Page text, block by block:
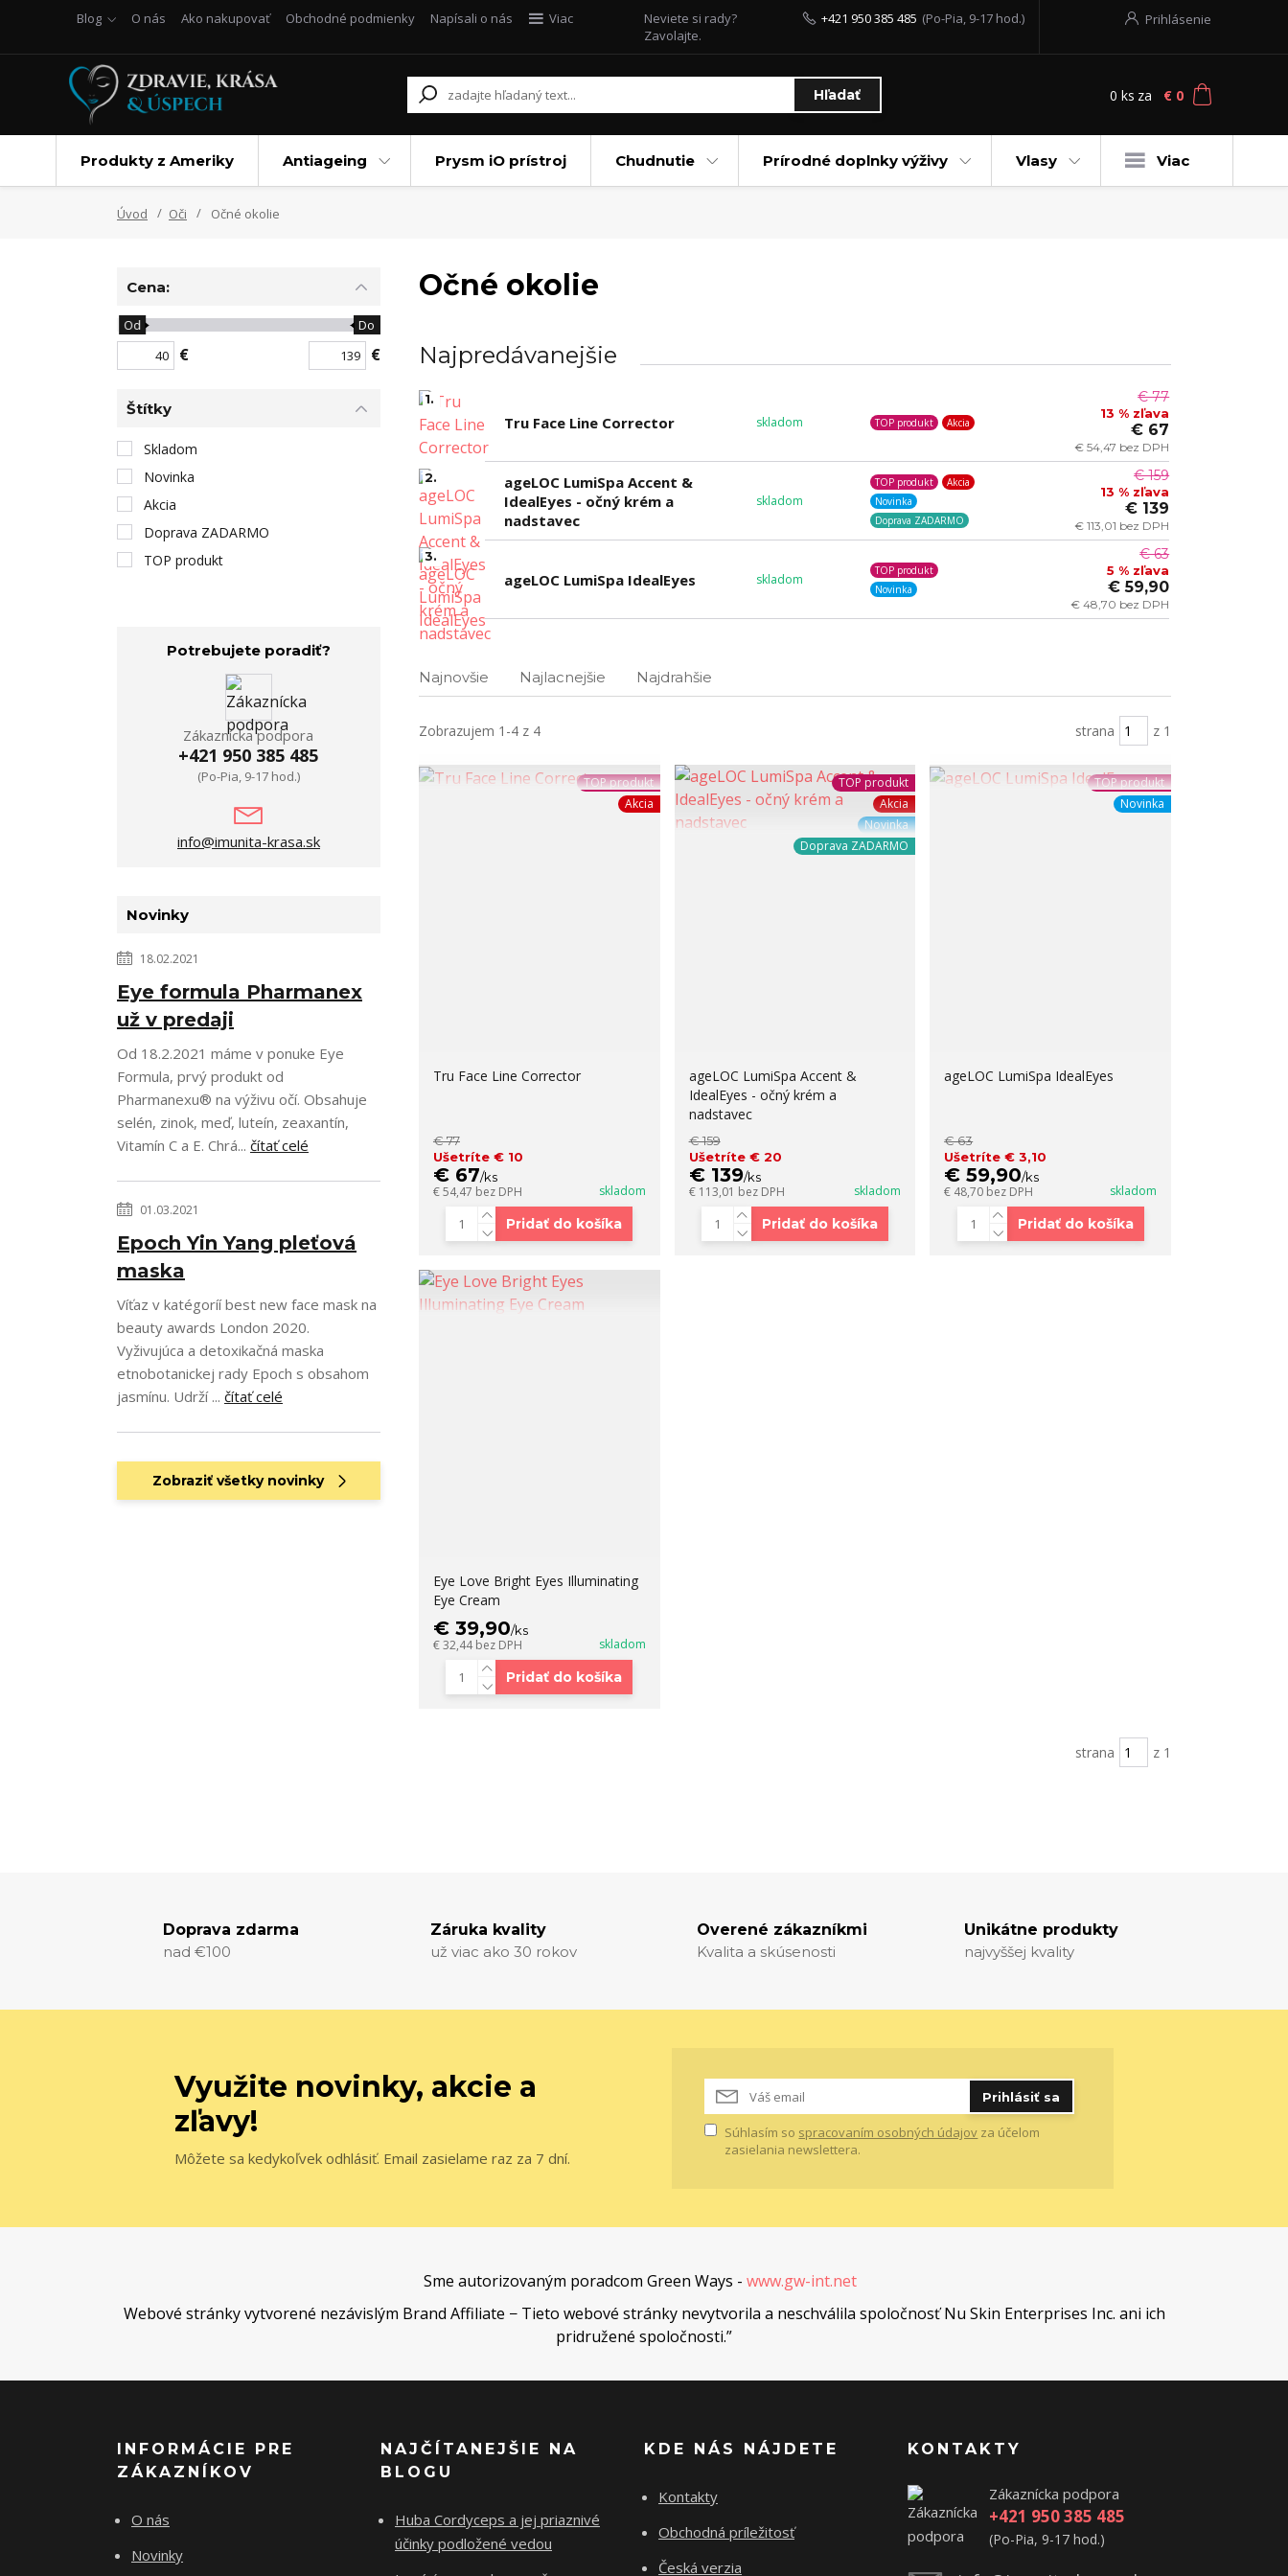
Blog O nás Ako nakupovať Obchodné podmienky Napísali o nás Viac Prihlásenie
Hľadať
Neviete si rady?
Zavolajte.
+421 950 385 485 (Po-Pia, 9-17 hod.)
0 ks za € 0
Produkty z Ameriky Antiageing Prysm iO prístroj Chudnutie Prírodné doplnky výživy Vlasy Viac
Úvod Oči Očné okolie
Očné okolie
Najpredávanejšie
1.
Tru Face Line Corrector skladom TOP produkt Akcia
€ 77
13 % zľava
€ 67
€ 54,47 bez DPH
2.
ageLOC LumiSpa Accent &
IdealEyes - očný krém a
nadstavec
skladom
TOP produkt
Akcia
Novinka
Doprava ZADARMO
€ 159
13 % zľava
€ 139
€ 113,01 bez DPH
3.
ageLOC LumiSpa IdealEyes skladom
TOP produkt
Novinka
€ 63
5 % zľava
€ 59,90
€ 48,70 bez DPH
Najnovšie Najlacnejšie Najdrahšie
Zobrazujem 1-4 z 4 strana z 1
TOP produkt
Akcia
Tru Face Line Corrector
€ 77
Ušetríte € 10
€ 67/ks
€ 54,47 bez DPH skladom
Pridať do košíka
TOP produkt
Akcia
Novinka
Doprava ZADARMO
ageLOC LumiSpa Accent &
IdealEyes - očný krém a
nadstavec
€ 159
Ušetríte € 20
€ 139/ks
€ 113,01 bez DPH skladom
Pridať do košíka
TOP produkt
Novinka
ageLOC LumiSpa IdealEyes
€ 63
Ušetríte € 3,10
€ 59,90/ks
€ 48,70 bez DPH skladom
Pridať do košíka
Eye Love Bright Eyes Illuminating
Eye Cream
€ 39,90/ks
€ 32,44bez DPH skladom
Pridať do košíka
strana z 1
Cena:
€
Od Do
€
Štítky
Skladom
Novinka
Akcia
Doprava ZADARMO
TOP produkt
Potrebujete poradiť?
Zákaznícka podpora
+421 950 385 485
(Po-Pia, 9-17 hod.)
info@imunita-krasa.sk
Novinky
18.02.2021
Eye formula Pharmanex
už v predaji
Od 18.2.2021 máme v ponuke Eye
Formula, prvý produkt od
Pharmanexu® na výživu očí. Obsahuje
selén, zinok, meď, luteín, zeaxantín,
Vitamín C a E. Chrá... čítať celé
01.03.2021
Epoch Yin Yang pleťová
maska
Víťaz v katégoríí best new face mask na
beauty awards London 2020.
Vyživujúca a detoxikačná maska
etnobotanickej rady Epoch s obsahom
jasmínu. Udrží ... čítať celé
Zobraziť všetky novinky
Doprava zdarma
nad €100
Záruka kvality
už viac ako 30 rokov
Overené zákazníkmi
Kvalita a skúsenosti
Unikátne produkty
najvyššej kvality
Využite novinky, akcie a
zľavy!
Môžete sa kedykoľvek odhlásiť. Email zasielame raz za 7 dní.
Prihlásiť sa
Súhlasím so spracovaním osobných údajov za účelom
zasielania newslettera.
Sme autorizovaným poradcom Green Ways - www.gw-int.net
Webové stránky vytvorené nezávislým Brand Affiliate − Tieto webové stránky nevytvorila a neschválila spoločnosť Nu Skin Enterprises Inc. ani ich
pridružené spoločnosti.”
INFORMÁCIE PRE
ZÁKAZNÍKOV
O nás
Novinky
NAJČÍTANEJŠIE NA
BLOGU
Huba Cordyceps a jej priaznivé
účinky podložené vedou
KDE NÁS NÁJDETE
Kontakty
Obchodná príležitosť
Česká verzia
KONTAKTY
Zákaznícka podpora
+421 950 385 485
(Po-Pia, 9-17 hod.)